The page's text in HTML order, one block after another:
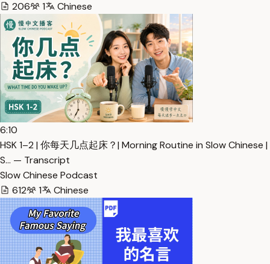
206
1 Chinese
6:10
HSK 1–2 | 你每天几点起床？| Morning Routine in Slow Chinese |
S… — Transcript
Slow Chinese Podcast
612
1 Chinese